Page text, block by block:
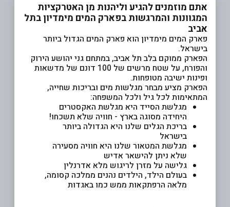
אתם מוזמנים להגיע וליהנות מן האטרקציות
המגוונות והמרגשות בפארק המים מימדיון בתל
אביב
פארק המים מימדיון הוא פארק המים הגדול ביותר
בישראל.
הפארק ממוקם בלב תל אביב, במתחם גני יהושע הירוק
והפורח, על שטח מרשים של 100 דונם של מדשאות
ופינות ישיבה מטופחות.
הפארק מציע מבחר מגלשות מים ובריכות שחייה,
המתאימות לכל גיל ולכל המשפחה:
מגלשת הסייד היא מגלשת האקסטרים
היחידה מסוגה בארץ - חוויה שלא תשכחו!
בריכת הגלים שלנו היא הגדולה ביותר
בישראל
מגלשת המטאור שלנו היא חוויה מסעירה
שלא ניתן להישאר אדיש
גלישה על מזרן לריגוש מלא אדרנלין
בעולם הילד, הילדים נהנים ממלכה קסומה,
מלאה הרפתקאות ממש כמו באגדות